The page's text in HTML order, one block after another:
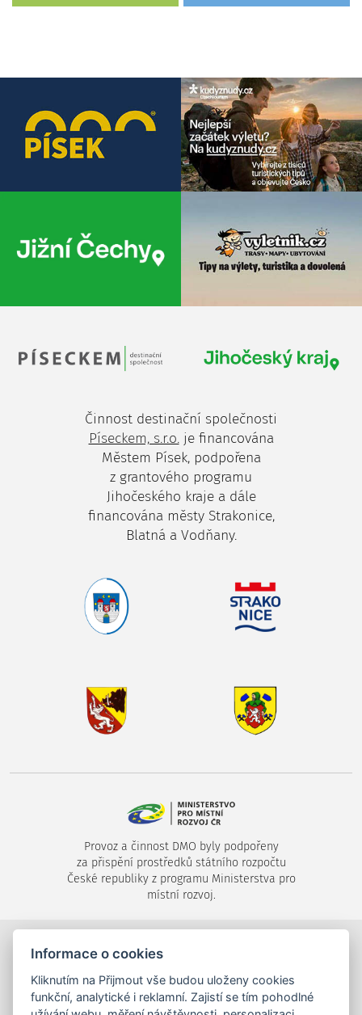
Činnost destinační společnosti
Píseckem, s.r.o.je financována
Městem Písek, podpořena
z grantového programu
Jihočeského kraje a dále
financována městy Strakonice,
Blatná a Vodňany.
Provoz a činnost DMO byly podpořeny
za přispění prostředků státního rozpočtu
České republiky z programu Ministerstva pro
místní rozvoj.
©2024-2026Destinační společnost Píseckem, s.r.o.
Velké náměstí 1/24, 397 01 Písek,
tel.: +420 725 053 144,info (zavináč) piseckem.cz
Informace o cookies
Kliknutím na Přijmout vše budou uloženy cookies
funkční, analytické i reklamní. Zajistí se tím pohodlné